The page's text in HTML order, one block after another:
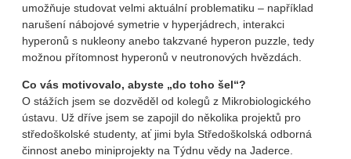
umožňuje studovat velmi aktuální problematiku – například
narušení nábojové symetrie v hyperjádrech, interakci
hyperonů s nukleony anebo takzvané hyperon puzzle, tedy
možnou přítomnost hyperonů v neutronových hvězdách.
Co vás motivovalo, abyste „do toho šel“?
O stážích jsem se dozvěděl od kolegů z Mikrobiologického
ústavu. Už dříve jsem se zapojil do několika projektů pro
středoškolské studenty, ať jimi byla Středoškolská odborná
činnost anebo miniprojekty na Týdnu vědy na Jaderce.